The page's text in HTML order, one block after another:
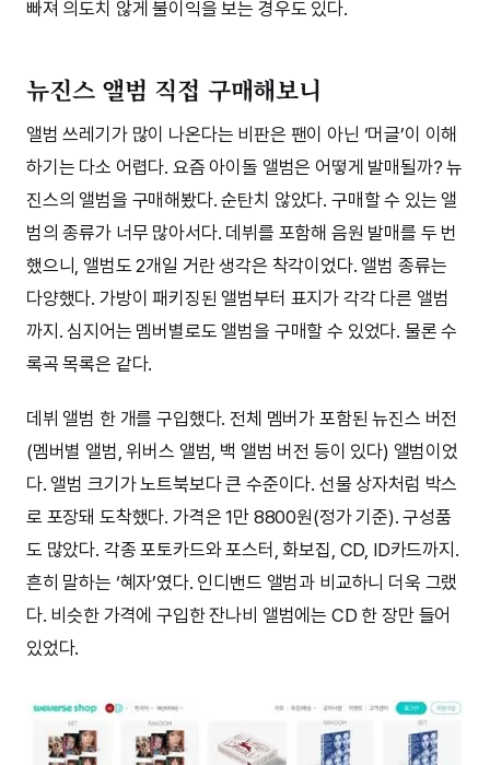
빠져 의도치 않게 불이익을 보는 경우도 있다.
뉴진스 앨범 직접 구매해보니
앨범 쓰레기가 많이 나온다는 비판은 팬이 아닌 ‘머글’이 이해
하기는 다소 어렵다. 요즘 아이돌 앨범은 어떻게 발매될까? 뉴
진스의 앨범을 구매해봤다. 순탄치 않았다. 구매할 수 있는 앨
범의 종류가 너무 많아서다. 데뷔를 포함해 음원 발매를 두 번
했으니, 앨범도 2개일 거란 생각은 착각이었다. 앨범 종류는
다양했다. 가방이 패키징된 앨범부터 표지가 각각 다른 앨범
까지. 심지어는 멤버별로도 앨범을 구매할 수 있었다. 물론 수
록곡 목록은 같다.
데뷔 앨범 한 개를 구입했다. 전체 멤버가 포함된 뉴진스 버전
(멤버별 앨범, 위버스 앨범, 백 앨범 버전 등이 있다) 앨범이었
다. 앨범 크기가 노트북보다 큰 수준이다. 선물 상자처럼 박스
로 포장돼 도착했다. 가격은 1만 8800원(정가 기준). 구성품
도 많았다. 각종 포토카드와 포스터, 화보집, CD, ID카드까지.
흔히 말하는 ‘혜자’였다. 인디밴드 앨범과 비교하니 더욱 그랬
다. 비슷한 가격에 구입한 잔나비 앨범에는 CD 한 장만 들어
있었다.